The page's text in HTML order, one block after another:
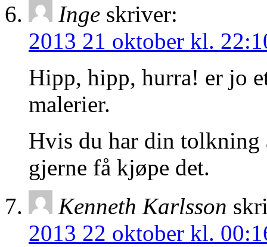
Inge skriver:
2013 21 oktober kl.
Hipp, hipp, hurra! er jo
malerier.
Hvis du har din
gjerne få kjøpe det.
Kenneth Karlsson
2013 22 oktober kl.